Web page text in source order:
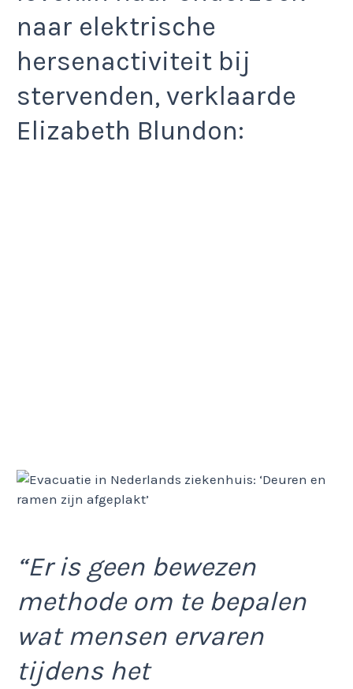
naar elektrische
hersenactiviteit bij
stervenden, verklaarde
Elizabeth Blundon:
“Er is geen bewezen
methode om te bepalen
wat mensen ervaren
tijdens het